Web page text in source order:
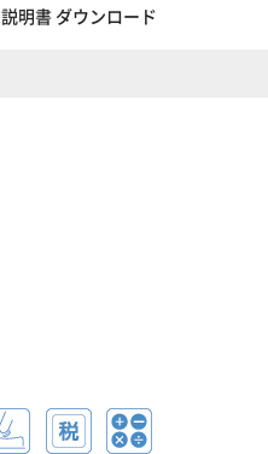
説明書 ダウンロード